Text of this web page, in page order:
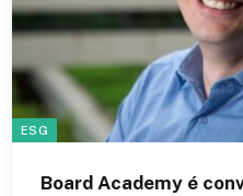
ESG
Board Academy é